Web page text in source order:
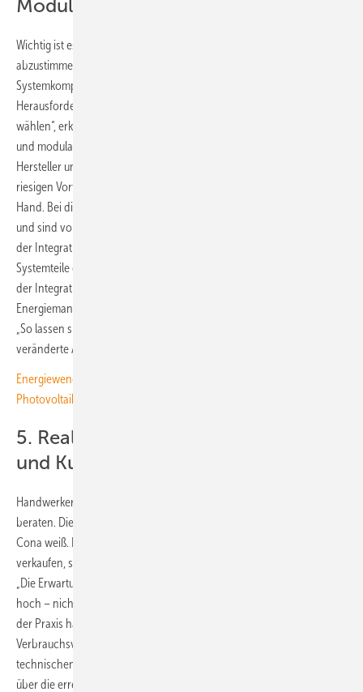
Modularität
Wichtig ist es, die einzelnen Komponenten gut aufeinander
abzustimmen. „Denn die Vielfalt an Herstellern und
Systemkomponenten stellt Installateure immer wieder vor die
Herausforderung, kompatible und zukunftssichere Lösungen zu
wählen“, erklärt Frederica Cona. Sie weiß, dass offene Schnittstellen
und modulare Systeme entscheidend sind, um verschiedene
Hersteller und Technologien miteinander zu kombinieren. Einen
riesigen Vorteil bieten in dieser Hinsicht Komplettlösungen aus einer
Hand. Bei diesen kommen alle Komponenten von einem Hersteller
und sind von Hause aus aufeinander abgestimmt. Dies hat Vorteile bei
der Integration und beim Management. Schließlich sind alle
Systemteile optimal aufeinander abgestimmt. Allerdings zahlt sich bei
der Integration von Speicher, Wechselrichtern und
Energiemanagementsystemen eine gewisse flexible Architektur aus.
„So lassen sich Anlagen später problemlos erweitern oder an
veränderte Anforderungen anpassen“, sagt die Expertin von Haier.
Energiewende im Gewerbe: Wie nutzen Sie Flachdächer für die
Photovoltaik richtig aus?
5. Realistische Erwartungssteuerung
und Kundenberatung
Handwerker und Planer sollten ihre Kunden ehrlich und kompetent
beraten. Dies sei ein oft unterschätzter Erfolgsfaktor, wie Frederica
Cona weiß. Hier steht nicht im Mittelpunkt, so viel wie möglich zu
verkaufen, sondern die passende Anlage zu planen und zu errichten.
„Die Erwartungen an Autarkie und Wirtschaftlichkeit sind in der Regel
hoch – nicht zuletzt durch Marketingversprechen“, erklärt Cona. „In
der Praxis hängt der Autarkiegrad jedoch stark vom individuellen
Verbrauchsverhalten, der Anlagendimensionierung und den
technischen Möglichkeiten ab. Eine transparente Kommunikation
über die erreichbaren Autarkiequoten, die Rolle des Speichers und die